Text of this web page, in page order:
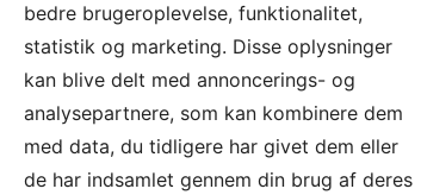
bedre brugeroplevelse, funktionalitet,
statistik og marketing. Disse oplysninger
kan blive delt med annoncerings- og
analysepartnere, som kan kombinere dem
med data, du tidligere har givet dem eller
de har indsamlet gennem din brug af deres